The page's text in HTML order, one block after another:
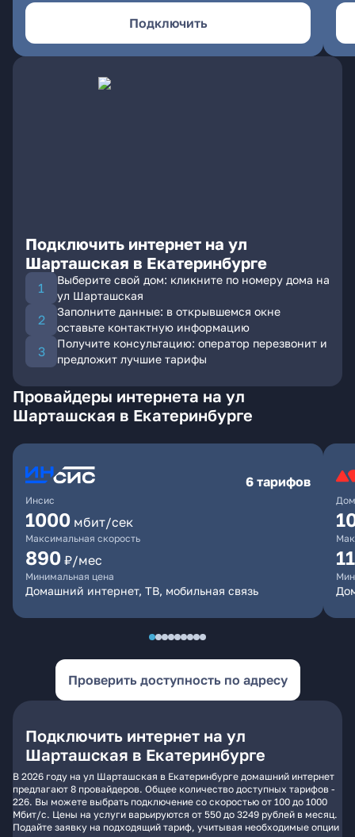
Подключить
Подключить интернет на ул
Шарташская в Екатеринбурге
Выберите свой дом: кликните по номеру дома на
ул Шарташская
Заполните данные: в открывшемся окне
оставьте контактную информацию
Получите консультацию: оператор перезвонит и
предложит лучшие тарифы
Провайдеры интернета на ул
Шарташская в Екатеринбурге
Инсис
6 тарифов
1000 мбит/сек
Максимальная скорость
890 ₽/мес
Минимальная цена
Домашний интернет, ТВ, мобильная связь
Проверить доступность по адресу
Подключить интернет на ул
Шарташская в Екатеринбурге
В 2026 году на ул Шарташская в Екатеринбурге домашний интернет
предлагают 8 провайдеров. Общее количество доступных тарифов -
226. Вы можете выбрать подключение со скоростью от 100 до 1000
Мбит/с. Цены на услуги варьируются от 550 до 3249 рублей в месяц.
Подайте заявку на подходящий тариф, учитывая необходимые опции